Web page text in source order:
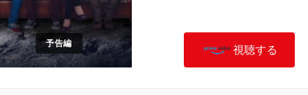
予告編
視聴する